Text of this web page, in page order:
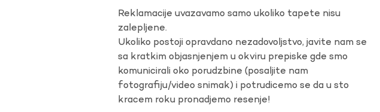
Reklamacije uvazavamo samo ukoliko tapete nisu
zalepljene.
Ukoliko postoji opravdano nezadovoljstvo, javite nam se
sa kratkim objasnjenjem u okviru prepiske gde smo
komunicirali oko porudzbine (posaljite nam
fotografiju/video snimak) i potrudicemo se da u sto
kracem roku pronadjemo resenje!